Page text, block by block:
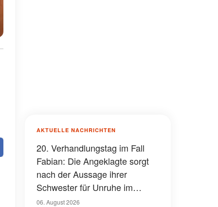
AKTUELLE NACHRICHTEN
20. Verhandlungstag im Fall
Fabian: Die Angeklagte sorgt
nach der Aussage ihrer
Schwester für Unruhe im
Gerichtssaal – was ist
06. August 2026